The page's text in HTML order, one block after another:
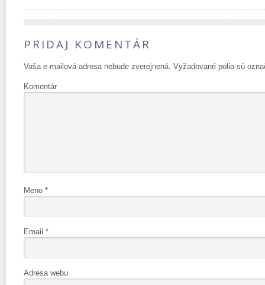
PRIDAJ KOMENTÁR
Vaša e-mailová adresa nebude zverejnená. Vyžadované polia sú
Komentár
Meno *
Email *
Adresa webu